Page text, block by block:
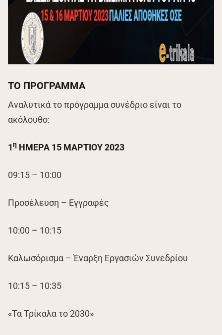
ΤΟ ΠΡΟΓΡΑΜΜΑ
Αναλυτικά το πρόγραμμα συνέδριο είναι το
ακόλουθο:
1η ΗΜΕΡΑ 15 ΜΑΡΤΙΟΥ 2023
09:15 – 10:00
Προσέλευση – Εγγραφές
10:00 – 10:15
Καλωσόρισμα – Έναρξη Εργασιών Συνεδρίου
10:15 – 10:35
«Τα Τρίκαλα το 2030»